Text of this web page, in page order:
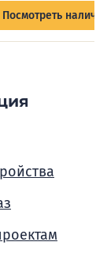
Посмотреть